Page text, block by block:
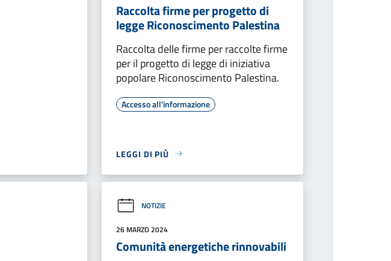
Raccolta firme per progetto di
legge Riconoscimento Palestina
Raccolta delle firme per raccolte firme
per il progetto di legge di iniziativa
popolare Riconoscimento Palestina.
Accesso all'informazione
LEGGI DI PIÙ
NOTIZIE
26 MARZO 2024
Comunità energetiche rinnovabili